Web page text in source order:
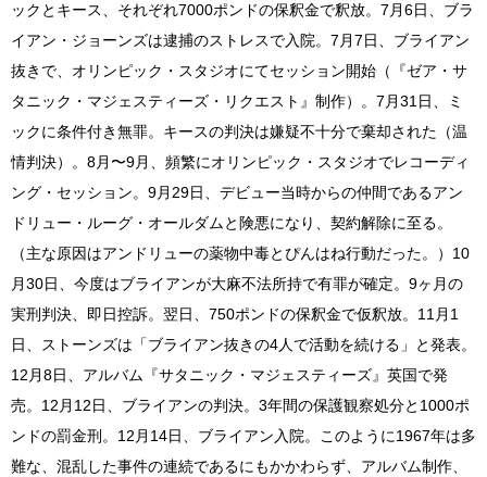
ックとキース、それぞれ7000ポンドの保釈金で釈放。7月6日、ブラ
イアン・ジョーンズは逮捕のストレスで入院。7月7日、ブライアン
抜きで、オリンピック・スタジオにてセッション開始（『ゼア・サ
タニック・マジェスティーズ・リクエスト』制作）。7月31日、ミ
ックに条件付き無罪。キースの判決は嫌疑不十分で棄却された（温
情判決）。8月〜9月、頻繁にオリンピック・スタジオでレコーディ
ング・セッション。9月29日、デビュー当時からの仲間であるアン
ドリュー・ルーグ・オールダムと険悪になり、契約解除に至る。
（主な原因はアンドリューの薬物中毒とぴんはね行動だった。）10
月30日、今度はブライアンが大麻不法所持で有罪が確定。9ヶ月の
実刑判決、即日控訴。翌日、750ポンドの保釈金で仮釈放。11月1
日、ストーンズは「ブライアン抜きの4人で活動を続ける」と発表。
12月8日、アルバム『サタニック・マジェスティーズ』英国で発
売。12月12日、ブライアンの判決。3年間の保護観察処分と1000ポ
ンドの罰金刑。12月14日、ブライアン入院。このように1967年は多
難な、混乱した事件の連続であるにもかかわらず、アルバム制作、